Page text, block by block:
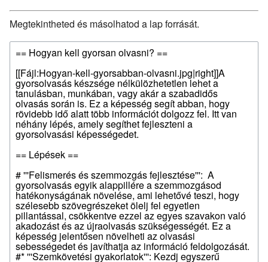
Megtekintheted és másolhatod a lap forrását.